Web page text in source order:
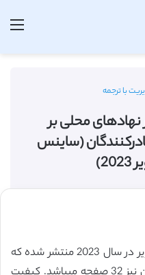
با ترجمه
نهادهای محلی بر
(ساینس
این مقاله انگلیسی ISI در نشریه الزویر در سال 2023 منتشر شده که